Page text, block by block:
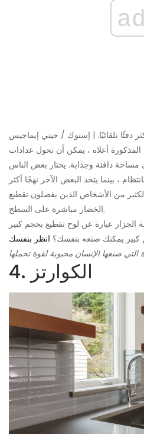
ad
دفئًا تلقائيًا. | إستوك / جيتي إيماجيس
المذكورة أعلاه ، يمكن أن تحول عدادات
مساحة دافئة وجذابة. يختار بعض الناس
، بينما يتخذ البعض الآخر نهجًا أكثر
من الأشخاص الذين يفضلون تقطيع
الخضار مباشرة على السطح.
عبارة عن لوح تقطيع بحجم كبير
كبير يمكنك صنعه بنفسك؟ انظر بنفسك
4. الكوارتز